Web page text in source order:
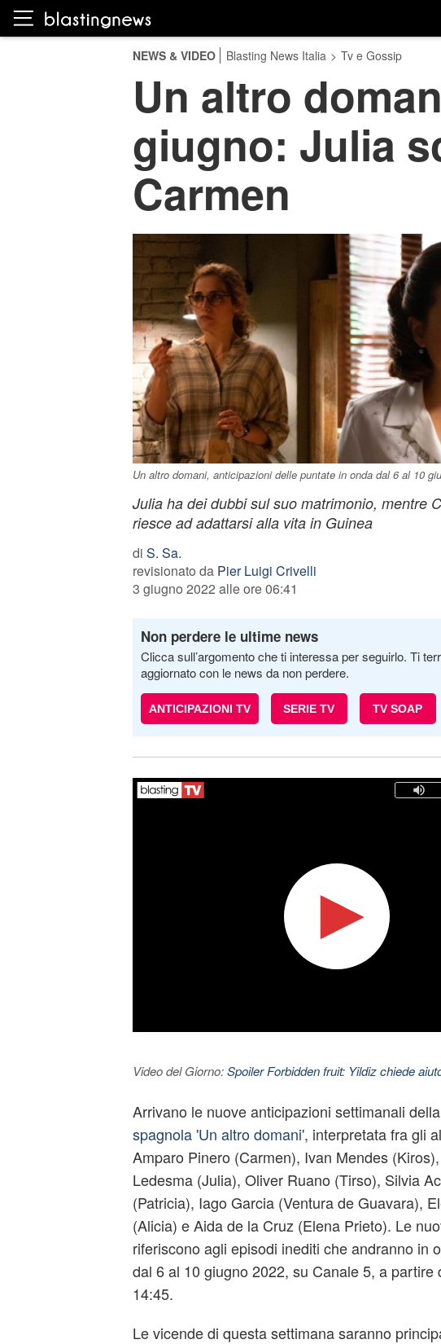
NEWS & VIDEO Blasting News Italia > Tv e Gossip
Un altro
giugno: Julia
Carmen
Un altro domani, anticipazioni delle puntate in onda dal 6 al 10
Julia ha dei dubbi sul suo matrimonio, mentre
riesce ad adattarsi alla vita in Guinea
di S. Sa.
revisionato da Pier Luigi Crivelli
3 giugno 2022 alle ore 06:41
Non perdere le ultime news
Clicca sull’argomento che ti interessa per seguirlo. Ti
aggiornato con le news da non perdere.
ANTICIPAZIONI TV SERIE TV TV SOAP
Video del Giorno:Spoiler Forbidden fruit: Yildiz chiede
Arrivano le nuove anticipazioni settimanali della
spagnola 'Un altro domani', interpretata fra gli
Amparo Pinero (Carmen), Ivan Mendes
Ledesma (Julia), Oliver Ruano (Tirso), Silvia
(Patricia), Iago Garcia (Ventura de Guavara),
(Alicia) e Aida de la Cruz (Elena Prieto). Le
riferiscono agli episodi inediti che andranno in
dal 6 al 10 giugno 2022, su Canale 5, a partire
14:45.
Le vicende di questa settimana saranno